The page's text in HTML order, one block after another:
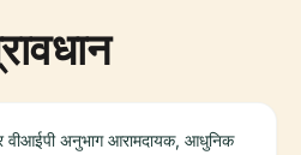
वीआईपी अनुभाग आरामदायक, आधुनिक